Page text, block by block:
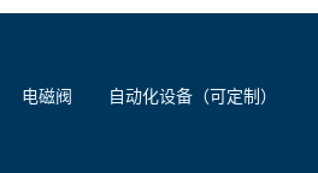
电磁阀
自动化设备（可定制）